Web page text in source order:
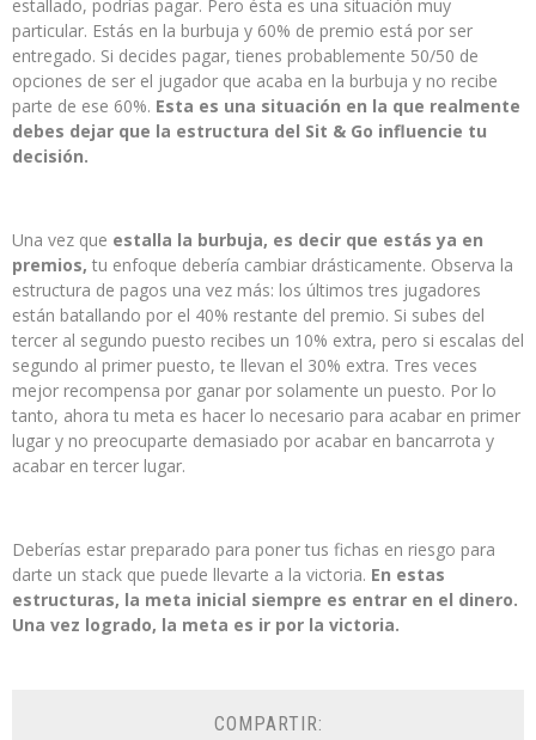
estallado, podrías pagar. Pero ésta es una situación muy
particular. Estás en la burbuja y 60% de premio está por ser
entregado. Si decides pagar, tienes probablemente 50/50 de
opciones de ser el jugador que acaba en la burbuja y no recibe
parte de ese 60%. Esta es una situación en la que realmente
debes dejar que la estructura del Sit & Go influencie tu
decisión.
Una vez que estalla la burbuja, es decir que estás ya en
premios, tu enfoque debería cambiar drásticamente. Observa la
estructura de pagos una vez más: los últimos tres jugadores
están batallando por el 40% restante del premio. Si subes del
tercer al segundo puesto recibes un 10% extra, pero si escalas del
segundo al primer puesto, te llevan el 30% extra. Tres veces
mejor recompensa por ganar por solamente un puesto. Por lo
tanto, ahora tu meta es hacer lo necesario para acabar en primer
lugar y no preocuparte demasiado por acabar en bancarrota y
acabar en tercer lugar.
Deberías estar preparado para poner tus fichas en riesgo para
darte un stack que puede llevarte a la victoria. En estas
estructuras, la meta inicial siempre es entrar en el dinero.
Una vez logrado, la meta es ir por la victoria.
COMPARTIR: